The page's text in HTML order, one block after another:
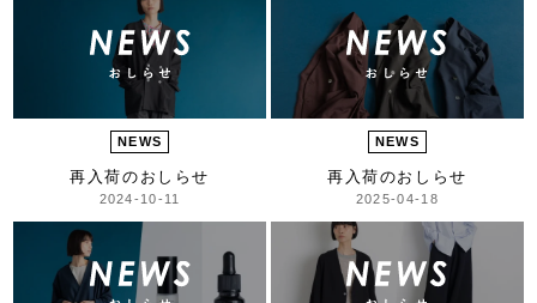
NEWS
再入荷のおしらせ
2024-10-11
NEWS
再入荷のおしらせ
2025-04-18